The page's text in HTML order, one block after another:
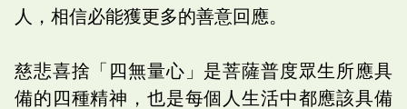
人，相信必能獲更多的善意回應。
慈悲喜捨「四無量心」是菩薩普度眾生所應具
備的四種精神，也是每個人生活中都應該具備